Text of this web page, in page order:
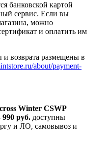
банковской картой
сервис. Если вы
можно
и оплатить им
возврата размещены в
about/payment-
Winter CSWP
990 руб. доступны
и ЛО, самовывоз и